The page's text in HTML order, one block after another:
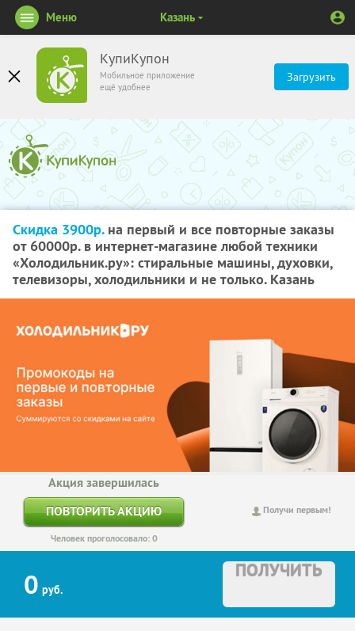
КупиКупон
Мобильное приложение
ещё удобнее
Загрузить
Меню Казань
Скидка 3900р.на первый и все повторные заказы
от 60000р. в интернет-магазине любой техники
«Холодильник.ру»: стиральные машины, духовки,
телевизоры, холодильники и не только. Казань
Получи первым!
Акция завершилась
ПОВТОРИТЬ АКЦИЮ
Человек проголосовало: 0
0 руб.
ПОЛУЧИТЬ